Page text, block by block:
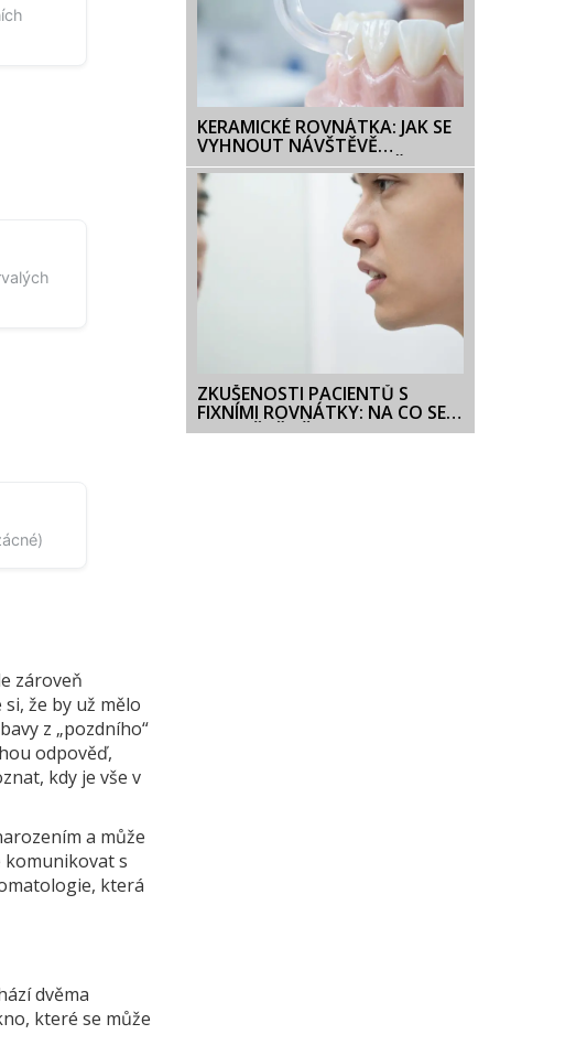
zároveň
že by už mělo
z „pozdního“
odpověď,
kdy je vše v
a může
s
, která
dvěma
které se může
KERAMICKÉ ROVNÁTKA: JAK SE
VYHNOUT NÁVŠTĚVĚ
ORTODONTISTY A UDRŽET SI
ÚSMĚV DOKONALÝ
ZKUŠENOSTI PACIENTŮ S
FIXNÍMI ROVNÁTKY: NA CO SE
SKUTEČNĚ PŘIPRAVIT?